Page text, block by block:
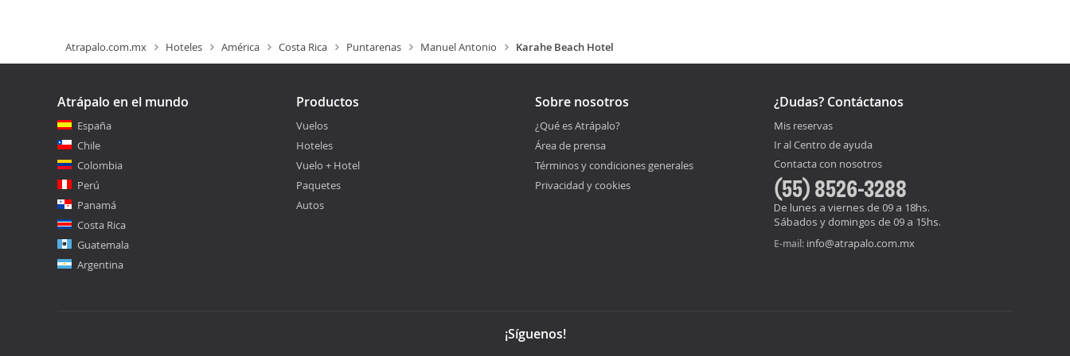
Atrapalo.com.mx Hoteles América Costa Rica Puntarenas Manuel Antonio Karahe Beach Hotel
Atrápalo en el mundo
España
Chile
Colombia
Perú
Panamá
Costa Rica
Guatemala
Argentina
Productos
Vuelos
Hoteles
Vuelo + Hotel
Paquetes
Autos
Sobre nosotros
¿Qué es Atrápalo?
Área de prensa
Términos y condiciones generales
Privacidad y cookies
¿Dudas? Contáctanos
Mis reservas
Ir al Centro de ayuda
Contacta con nosotros
(55) 8526-3288
De lunes a viernes de 09 a 18hs.
Sábados y domingos de 09 a 15hs.
E-mail: info@atrapalo.com.mx
¡Síguenos!